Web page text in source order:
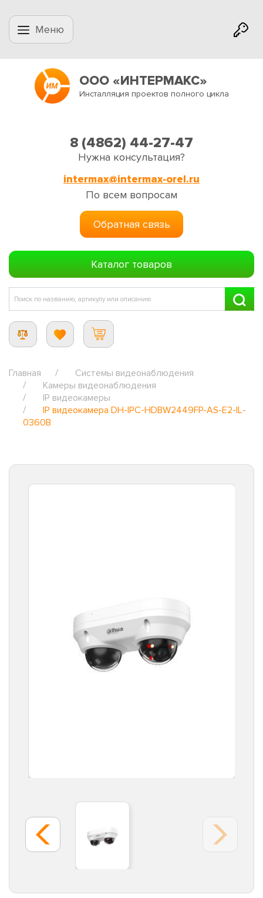
Меню
ООО «ИНТЕРМАКС»
Инсталляция проектов полного цикла
8 (4862) 44-27-47
Нужна консультация?
intermax@intermax-orel.ru
По всем вопросам
Обратная связь
Каталог товаров
Главная
Системы видеонаблюдения
Камеры видеонаблюдения
IP видеокамеры
IP видеокамера DH-IPC-HDBW2449FP-AS-E2-IL-
0360B